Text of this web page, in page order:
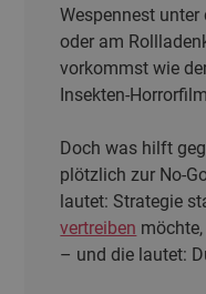
Wespennest
oder am
vorkommst wie
Insekten-
Doch was hilft
plötzlich zur No-
lautet: Strategie
vertreiben
– und die lautet: